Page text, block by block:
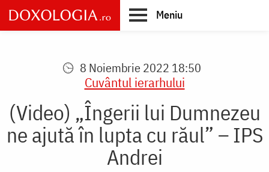
Skip
to
main
Meniu
8 Noiembrie 2022 18:50
Cuvântul ierarhului
(Video) „Îngerii lui Dumnezeu
ne ajută în lupta cu răul” – IPS
Andrei